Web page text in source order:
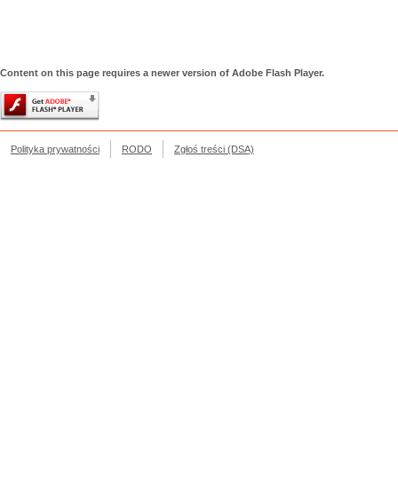
Content on this page requires a newer version of Adobe Flash Player.
Polityka prywatności RODO Zgłoś treści (DSA)